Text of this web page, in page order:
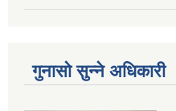
गुनासो सुन्ने अधिकारी